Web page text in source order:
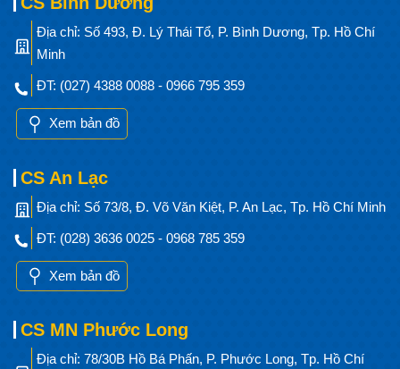
Địa chỉ: Số 493, Đ. Lý Thái Tổ, P. Bình Dương, Tp. Hồ Chí
Minh
ĐT: (027) 4388 0088 - 0966 795 359
Xem bản đồ
CS An Lạc
Địa chỉ: Số 73/8, Đ. Võ Văn Kiệt, P. An Lạc, Tp. Hồ Chí Minh
ĐT: (028) 3636 0025 - 0968 785 359
Xem bản đồ
CS MN Phước Long
Địa chỉ: 78/30B Hồ Bá Phấn, P. Phước Long, Tp. Hồ Chí